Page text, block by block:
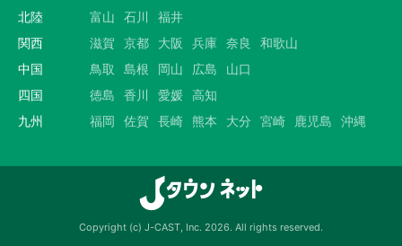
北陸
富山 石川
福井
関西
滋賀 京都 大阪 兵庫 奈良
和歌山
中国
鳥取 島根 岡山 広島
山口
四国
徳島 香川 愛媛 高知
九州
福岡 佐賀 長崎 熊本 大分 宮崎 鹿児島 沖縄
Copyright (c) J-CAST, Inc. 2026. All rights reserved.